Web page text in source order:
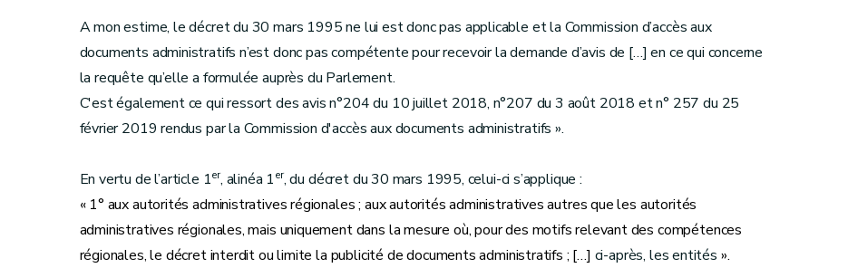
A mon estime, le décret du 30 mars 1995 ne lui est donc pas applicable et la Commission d’accès aux
documents administratifs n’est donc pas compétente pour recevoir la demande d’avis de […] en ce qui concerne
la requête qu’elle a formulée auprès du Parlement.
C'est également ce qui ressort des avis n°204 du 10 juillet 2018, n°207 du 3 août 2018 et n° 257 du 25
février 2019 rendus par la Commission d'accès aux documents administratifs ».
En vertu de l’article 1er, alinéa 1er, du décret du 30 mars 1995, celui-ci s’applique :
« 1° aux autorités administratives régionales ; aux autorités administratives autres que les autorités
administratives régionales, mais uniquement dans la mesure où, pour des motifs relevant des compétences
régionales, le décret interdit ou limite la publicité de documents administratifs ; […] ci-après, les entités ».